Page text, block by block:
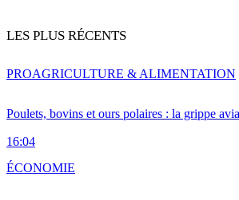
LES PLUS RÉCENTS
Poulets, bovins et ours polaires : la grippe
16:04
PROAGRICULTURE & ALIMENTATION
ÉCONOMIE